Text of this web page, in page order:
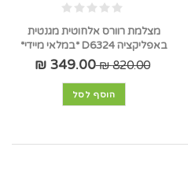
מצלמת רוורס אלחוטית מגנטית
באפליקציה D6324 *במלאי מיידי*
820.00 ₪
349.00 ₪
הוסף לסל